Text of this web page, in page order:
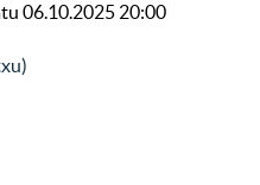
06.10.2025 20:00